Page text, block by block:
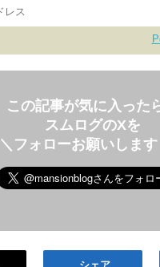
この記事が気に入った
スムログのXを
＼フォローお願いします